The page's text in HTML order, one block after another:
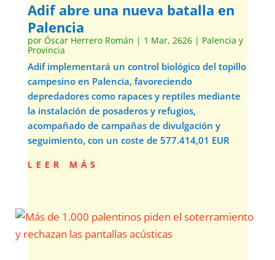
Adif abre una nueva batalla en
Palencia
por Óscar Herrero Román | 1 Mar, 2626| Palencia y
Provincia
Adif implementará un control biológico del topillo
campesino en Palencia, favoreciendo
depredadores como rapaces y reptiles mediante
la instalación de posaderos y refugios,
acompañado de campañas de divulgación y
seguimiento, con un coste de 577.414,01 EUR
leer más